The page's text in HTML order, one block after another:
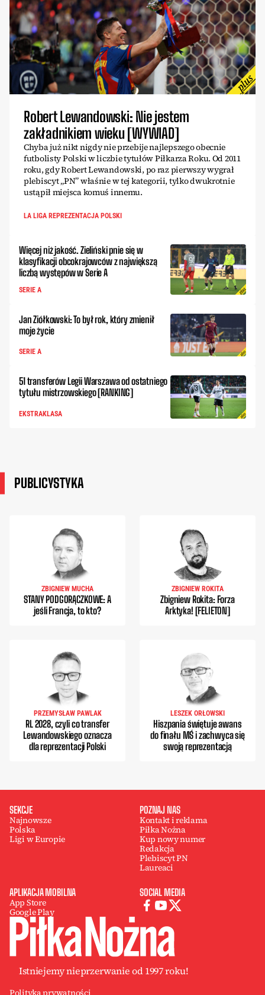
Robert Lewandowski: Nie jestem
zakładnikiem wieku [WYWIAD]
Chyba już nikt nigdy nie przebije najlepszego obecnie
futbolisty Polski w liczbie tytułów Piłkarza Roku. Od 2011
roku, gdy Robert Lewandowski, po raz pierwszy wygrał
plebiscyt „PN” właśnie w tej kategorii, tylko dwukrotnie
ustąpił miejsca komuś innemu.
LA LIGA REPREZENTACJA POLSKI
Więcej niż jakość. Zieliński pnie się w
klasyfikacji obcokrajowców z największą
liczbą występów w Serie A
SERIE A
Jan Ziółkowski: To był rok, który zmienił
moje życie
SERIE A
51 transferów Legii Warszawa od ostatniego
tytułu mistrzowskiego [RANKING]
EKSTRAKLASA
PUBLICYSTYKA
ZBIGNIEW MUCHA
STANY PODGORĄCZKOWE: A
jeśli Francja, to kto?
ZBIGNIEW ROKITA
Zbigniew Rokita: Forza
Arktyka! [FELIETON]
PRZEMYSŁAW PAWLAK
RL 2028, czyli co transfer
Lewandowskiego oznacza
dla reprezentacji Polski
LESZEK ORŁOWSKI
Hiszpania świętuje awans
do finału MŚ i zachwyca się
swoją reprezentacją
SEKCJE
Najnowsze
Polska
Ligi w Europie
POZNAJ NAS
Kontakt i reklama
Piłka Nożna
Kup nowy numer
Redakcja
Plebiscyt PN
Laureaci
APLIKACJA MOBILNA
App Store
Google Play
SOCIAL MEDIA
Istniejemy nieprzerwanie od 1997 roku!